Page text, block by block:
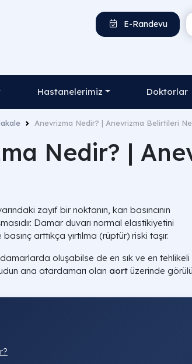
E-Randevu
Hastanelerimiz Doktorlar
Anevrizma Nedir? | Anevrizma Belirtileri
Nedir? |
zayıf bir noktanın, kan basıncının
Damar duvarı normal elastikiyetini
arttıkça yırtılma (rüptür) riski taşır.
oluşabilse de en sık ve en tehlikeli
ana atardamarı olan aort üzerinde